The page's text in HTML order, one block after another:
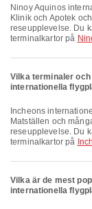
Ninoy Aquinos internationella flygplats erbjuder Rökområde, Biluthyrning,
Klinik och Apotek
reseupplevelse. Du
terminalkartor på
Vilka terminaler
internationella
Incheons internationella flygplats erbjuder Shuttle-buss, Bönerum,
Matställen och
reseupplevelse. Du
terminalkartor på
Vilka är de mest
internationella